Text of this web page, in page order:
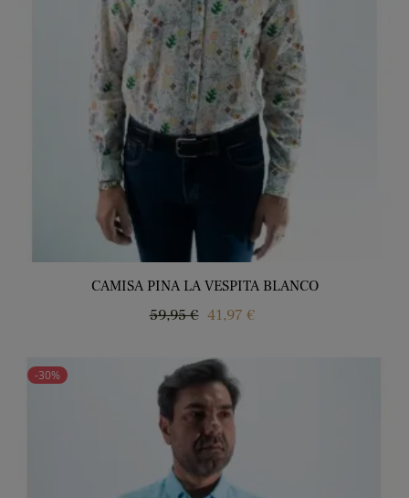
CAMISA PINA LA VESPITA BLANCO
Precio
59,95 € Precio
41,97 €
-30%